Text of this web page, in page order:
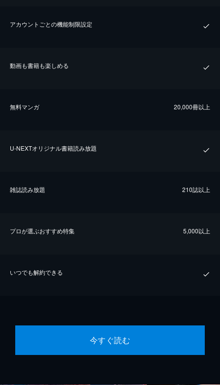
アカウントごとの機能制限設定
動画も書籍も楽しめる
無料マンガ 20,000冊以上
U-NEXTオリジナル書籍読み放題
雑誌読み放題 210誌以上
プロが選ぶおすすめ特集 5,000以上
いつでも解約できる
今すぐ読む